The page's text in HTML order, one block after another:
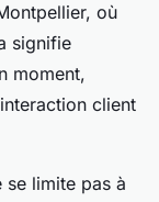
où
signifie
moment,
client
se limite pas à